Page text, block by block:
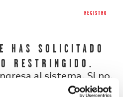
REGISTRO
HAS SOLICITADO
RESTRINGIDO.
al sistema. Si no,